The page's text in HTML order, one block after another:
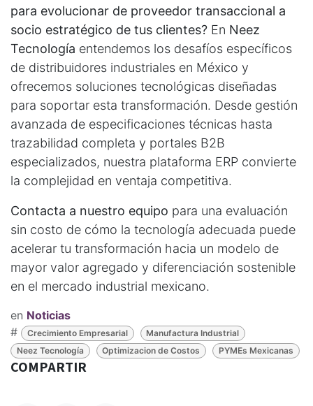
para evolucionar de proveedor transaccional a
socio estratégico de tus clientes? En Neez
Tecnología entendemos los desafíos específicos
de distribuidores industriales en México y
ofrecemos soluciones tecnológicas diseñadas
para soportar esta transformación. Desde gestión
avanzada de especificaciones técnicas hasta
trazabilidad completa y portales B2B
especializados, nuestra plataforma ERP convierte
la complejidad en ventaja competitiva.
Contacta a nuestro equipo para una evaluación
sin costo de cómo la tecnología adecuada puede
acelerar tu transformación hacia un modelo de
mayor valor agregado y diferenciación sostenible
en el mercado industrial mexicano.
en Noticias
#
Crecimiento Empresarial
Manufactura Industrial
Neez Tecnología
Optimizacion de Costos PYMEs Mexicanas
COMPARTIR